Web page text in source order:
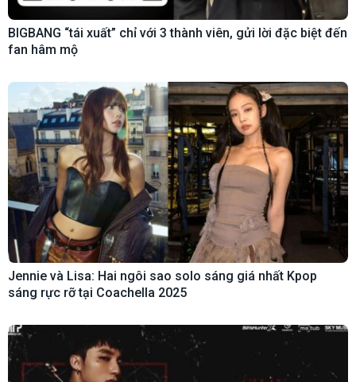
BIGBANG “tái xuất” chỉ với 3 thành viên, gửi lời đặc biệt đến
fan hâm mộ
Jennie và Lisa: Hai ngôi sao solo sáng giá nhất Kpop
sáng rực rỡ tại Coachella 2025